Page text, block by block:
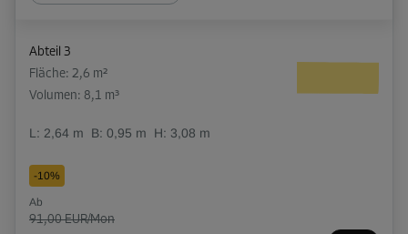
Abteil 3
Fläche: 2,6 m²
Volumen: 8,1 m³
L: 2,64 m B: 0,95 m H: 3,08 m
-10%
Ab
91,00 EUR/Mon